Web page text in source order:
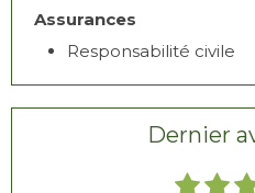
Assurances
Responsabilité civile
Dernier